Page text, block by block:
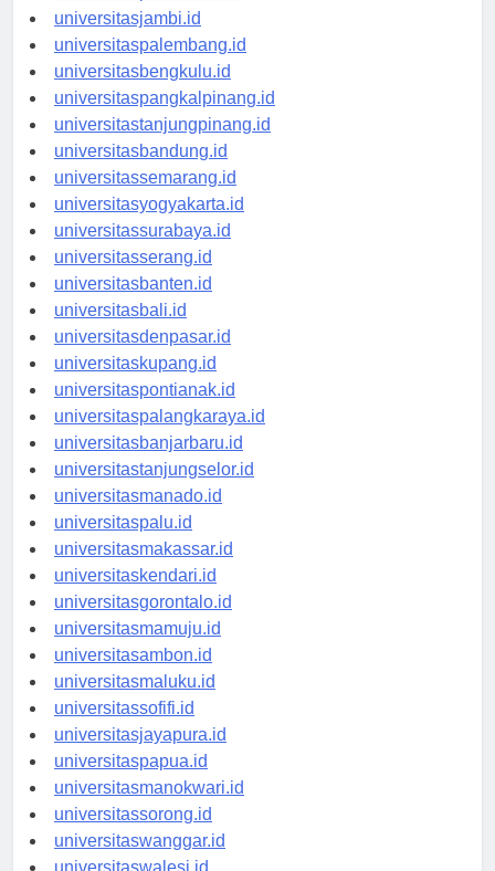
universitaspekanbaru.id
universitasjambi.id
universitaspalembang.id
universitasbengkulu.id
universitaspangkalpinang.id
universitastanjungpinang.id
universitasbandung.id
universitassemarang.id
universitasyogyakarta.id
universitassurabaya.id
universitasserang.id
universitasbanten.id
universitasbali.id
universitasdenpasar.id
universitaskupang.id
universitaspontianak.id
universitaspalangkaraya.id
universitasbanjarbaru.id
universitastanjungselor.id
universitasmanado.id
universitaspalu.id
universitasmakassar.id
universitaskendari.id
universitasgorontalo.id
universitasmamuju.id
universitasambon.id
universitasmaluku.id
universitassofifi.id
universitasjayapura.id
universitaspapua.id
universitasmanokwari.id
universitassorong.id
universitaswanggar.id